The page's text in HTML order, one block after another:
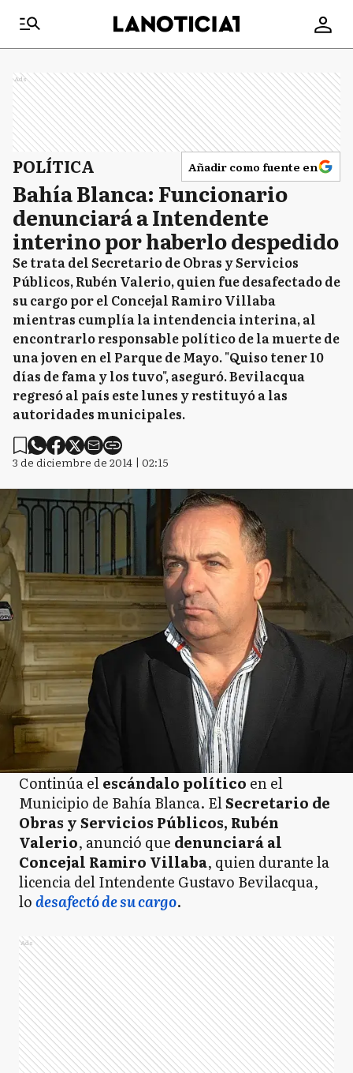
Ads
POLÍTICA Añadir como fuente en
Bahía Blanca: Funcionario
denunciará a Intendente
interino por haberlo despedido
Se trata del Secretario de Obras y Servicios
Públicos, Rubén Valerio, quien fue desafectado de
su cargo por el Concejal Ramiro Villaba
mientras cumplía la intendencia interina, al
encontrarlo responsable político de la muerte de
una joven en el Parque de Mayo. "Quiso tener 10
días de fama y los tuvo", aseguró. Bevilacqua
regresó al país este lunes y restituyó a las
autoridades municipales.
3 de diciembre de 2014 | 02:15
Continúa elescándalo político en el
Municipio de Bahía Blanca. ElSecretario de
Obras y Servicios Públicos, Rubén
Valerio, anunció que denunciará al
Concejal Ramiro Villaba, quien durante la
licencia del Intendente Gustavo Bevilacqua,
lodesafectó de su cargo.
Ads